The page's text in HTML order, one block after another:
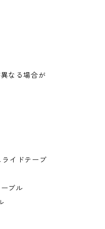
なる場合が
イドテーブ
ブル